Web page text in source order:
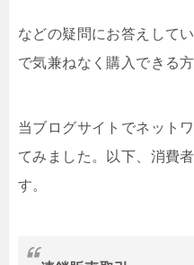
などの疑問にお答えして
で気兼ねなく購入できる
当ブログサイトでネット
てみました。以下、消費
す。